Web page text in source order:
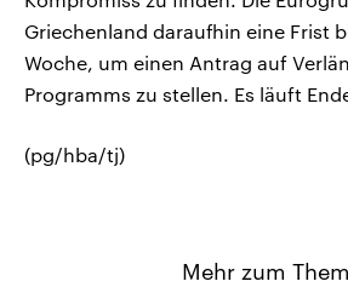
Griechenland daraufhin eine Frist
Woche, um einen Antrag auf
Programms zu stellen. Es läuft
(pg/hba/tj)
Mehr zum